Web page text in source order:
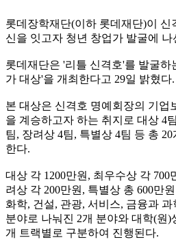
롯데장학재단(이하 롯데재단)이 신
신을 잇고자 청년 창업가 발굴에 나
롯데재단은 '리틀 신격호'를 발굴하
가 대상'을 개최한다고 29일 밝혔다.
본 대상은 신격호 명예회장의 기업
을 계승하고자 하는 취지로 대상 4
팀, 장려상 4팀, 특별상 4팀 등 총
한다.
대상 각 1200만원, 최우수상 각 700
려상 각 200만원, 특별상 총 600만
화학, 건설, 관광, 서비스, 금융과
분야로 나눠진 2개 분야와 대학(원)
개 트랙별로 구분하여 진행된다.